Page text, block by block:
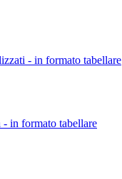
- in formato tabellare
- in formato tabellare